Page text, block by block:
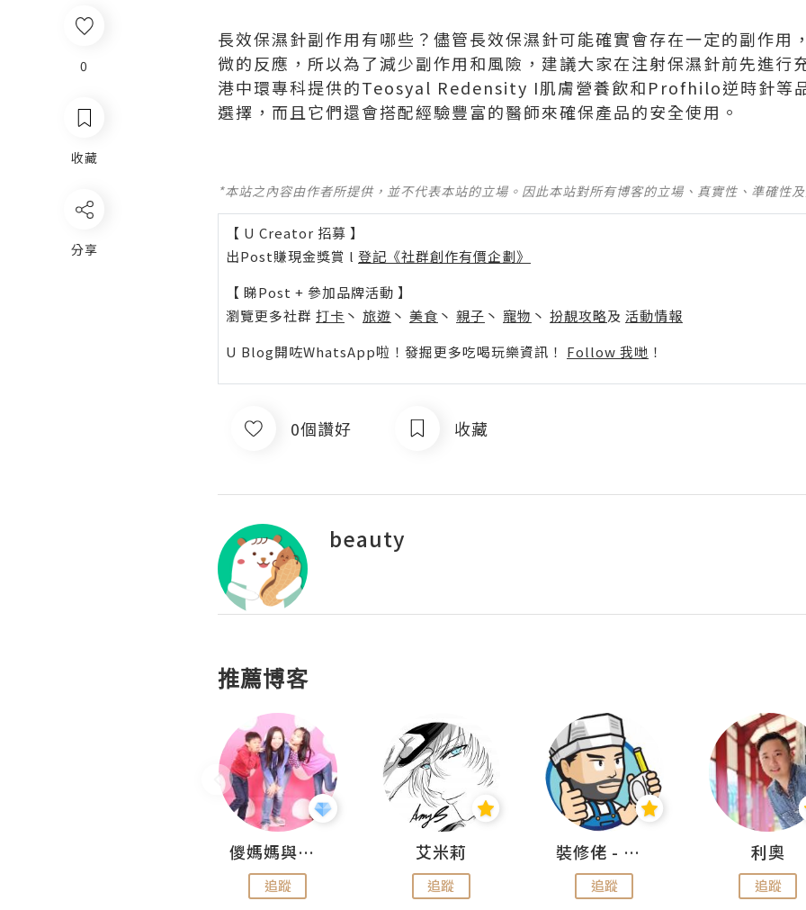
0
收藏
分享
長效保濕針副作用有哪些？儘管長效保濕針可能確實會存在一定的副作用
微的反應，所以為了減少副作用和風險，建議大家在注射保濕針前先進行
港中環專科提供的Teosyal Redensity I肌膚營養飲和Profhilo逆時針等
選擇，而且它們還會搭配經驗豐富的醫師來確保產品的安全使用。
*本站之內容由作者所提供，並不代表本站的立場。因此本站對所有博客的立場、真實性、準確性
【 U Creator 招募 】
出Post賺現金獎賞 l 登記《社群創作有價企劃》
【 睇Post + 參加品牌活動 】
瀏覽更多社群 打卡 丶 旅遊 丶 美食 丶 親子 丶 寵物 丶 扮靚攻略及 活動情報
U Blog開咗WhatsApp啦！發掘更多吃喝玩樂資訊！ Follow 我哋 ！
0個讚好 收藏
beauty
推薦博客
儍媽媽與兩隻小魔怪之家
追蹤
艾米莉
追蹤
裝修佬 - 香港一站式網上裝修平台
追蹤
利奧
追蹤